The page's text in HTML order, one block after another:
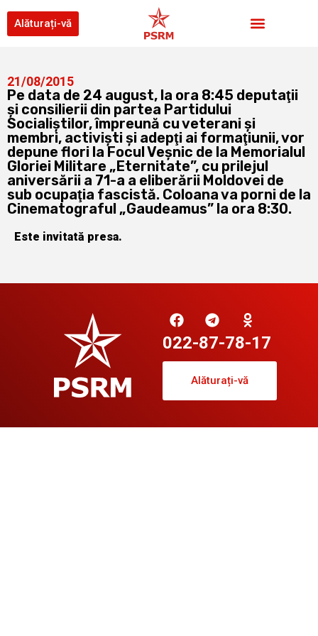
Alăturați-vă
21/08/2015
Pe data de 24 august, la ora 8:45 deputaţii
şi consilierii din partea Partidului
Socialiştilor, împreună cu veterani şi
membri, activişti şi adepţi ai formaţiunii, vor
depune flori la Focul Veşnic de la Memorialul
Gloriei Militare „Eternitate”, cu prilejul
aniversării a 71-a a eliberării Moldovei de
sub ocupaţia fascistă. Coloana va porni de la
Cinematograful „Gaudeamus” la ora 8:30.
Este invitată presa.
022-87-78-17
Alăturați-vă